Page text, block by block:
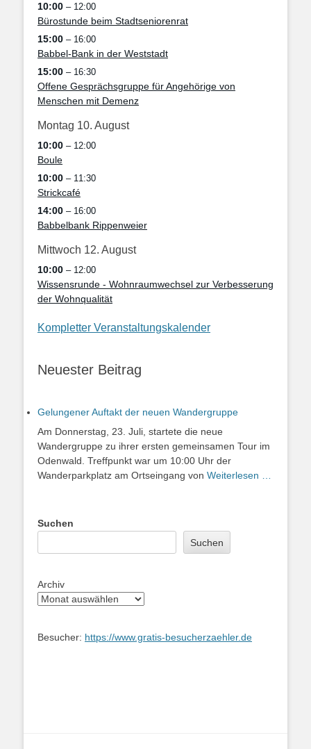
10:00 – 12:00
Bürostunde beim Stadtseniorenrat
15:00 – 16:00
Babbel-Bank in der Weststadt
15:00 – 16:30
Offene Gesprächsgruppe für Angehörige von
Menschen mit Demenz
Montag 10. August
10:00 – 12:00
Boule
10:00 – 11:30
Strickcafé
14:00 – 16:00
Babbelbank Rippenweier
Mittwoch 12. August
10:00 – 12:00
Wissensrunde - Wohnraumwechsel zur Verbesserung
der Wohnqualität
Kompletter Veranstaltungskalender
Neuester Beitrag
Gelungener Auftakt der neuen Wandergruppe
Am Donnerstag, 23. Juli, startete die neue
Wandergruppe zu ihrer ersten gemeinsamen Tour im
Odenwald. Treffpunkt war um 10:00 Uhr der
Wanderparkplatz am Ortseingang von Weiterlesen …
Suchen
Suchen
Archiv
Besucher: https://www.gratis-besucherzaehler.de